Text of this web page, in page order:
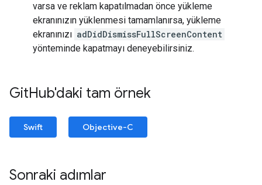
varsa ve reklam kapatılmadan önce yükleme
ekranınızın yüklenmesi tamamlanırsa, yükleme
ekranınızı adDidDismissFullScreenContent
yönteminde kapatmayı deneyebilirsiniz.
GitHub'daki tam örnek
Swift Objective-C
Sonraki adımlar